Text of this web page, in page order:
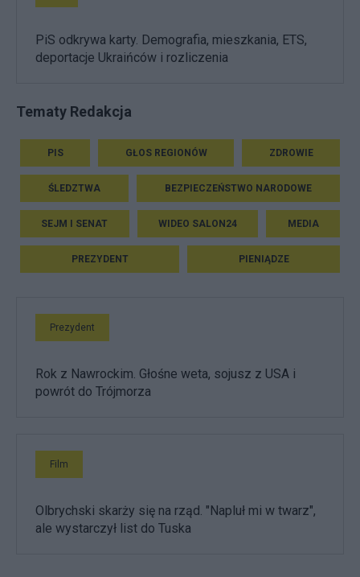
PiS odkrywa karty. Demografia, mieszkania, ETS,
deportacje Ukraińców i rozliczenia
Tematy Redakcja
PIS GŁOS REGIONÓW ZDROWIE
ŚLEDZTWA BEZPIECZEŃSTWO NARODOWE
SEJM I SENAT WIDEO SALON24 MEDIA
PREZYDENT PIENIĄDZE
Prezydent
Rok z Nawrockim. Głośne weta, sojusz z USA i
powrót do Trójmorza
Film
Olbrychski skarży się na rząd. "Napluł mi w twarz",
ale wystarczył list do Tuska